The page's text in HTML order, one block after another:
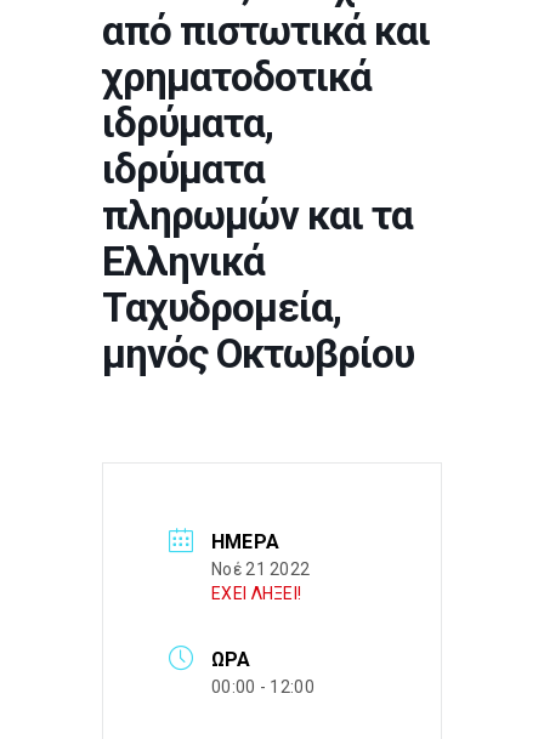
από πιστωτικά και
χρηματοδοτικά
ιδρύματα,
ιδρύματα
πληρωμών και τα
Ελληνικά
Ταχυδρομεία,
μηνός Οκτωβρίου
ΗΜΈΡΑ
Νοέ 21 2022
ΕΧΕΙ ΛΗΞΕΙ!
ΏΡΑ
00:00 - 12:00